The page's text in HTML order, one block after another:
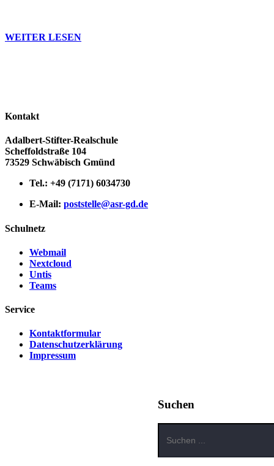
WEITER LESEN
Kontakt
Adalbert-Stifter-Realschule
Scheffoldstraße 104
73529 Schwäbisch Gmünd
Tel.: +49 (7171) 6034730
E-Mail: poststelle@asr-gd.de
Schulnetz
Webmail
Nextcloud
Untis
Teams
Service
Kontaktformular
Datenschutzerklärung
Impressum
Suchen